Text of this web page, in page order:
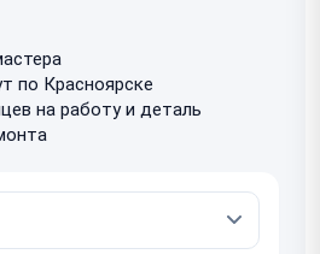
по Красноярске
на работу и деталь